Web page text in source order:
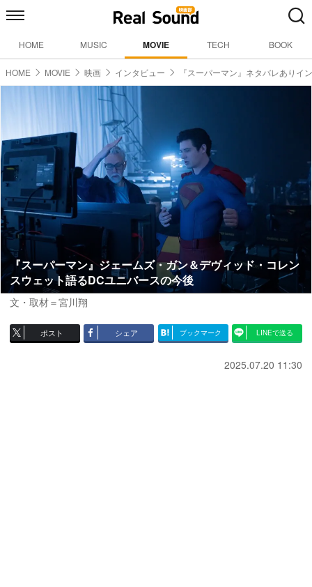
HOME MUSIC MOVIE TECH BOOK
HOME MOVIE 映画 インタビュー 『スーパーマン』ネタバレありイ
『スーパーマン』ジェームズ・ガン＆デヴィッド・コレン
スウェット語るDCユニバースの今後
文・取材＝宮川翔
ポスト シェア ブックマーク LINEで送る
2025.07.20 11:30